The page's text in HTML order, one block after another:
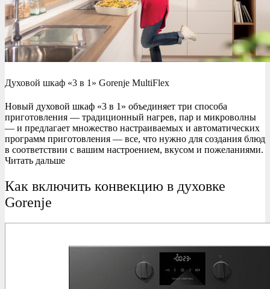
Духовой шкаф «3 в 1» Gorenje MultiFlex
Новый духовой шкаф «3 в 1» объединяет три способа
приготовления — традиционный нагрев, пар и микроволны
— и предлагает множество настраиваемых и автоматических
программ приготовления — все, что нужно для создания блюд
в соответствии с вашим настроением, вкусом и пожеланиями.
Читать дальше
Как включить конвекцию в духовке
Gorenje